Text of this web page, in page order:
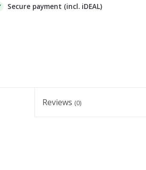
Secure payment (incl. iDEAL)
Reviews (0)